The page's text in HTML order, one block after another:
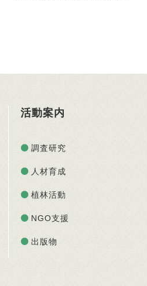
活動案内
調査研究
人材育成
植林活動
NGO支援
出版物